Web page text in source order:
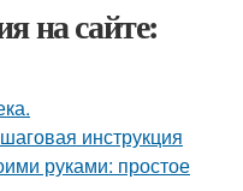
на сайте:
инструкция
руками: простое